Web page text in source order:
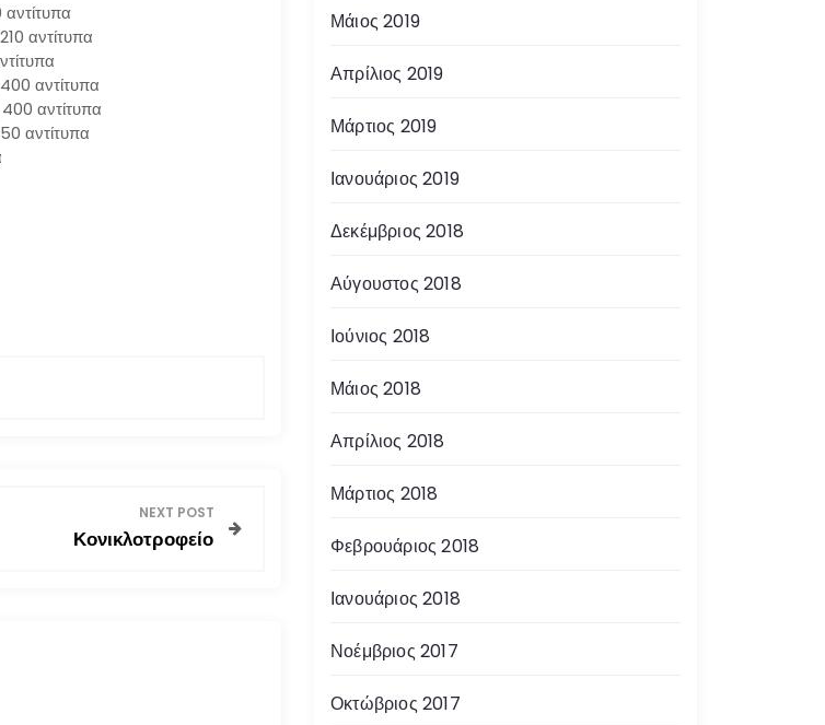
αντίτυπα
αντίτυπα
αντίτυπα
αντίτυπα
NEXT POST
Κονικλοτροφείο
Μάιος 2019
Απρίλιος 2019
Μάρτιος 2019
Ιανουάριος 2019
Δεκέμβριος 2018
Αύγουστος 2018
Ιούνιος 2018
Μάιος 2018
Απρίλιος 2018
Μάρτιος 2018
Φεβρουάριος 2018
Ιανουάριος 2018
Νοέμβριος 2017
Οκτώβριος 2017